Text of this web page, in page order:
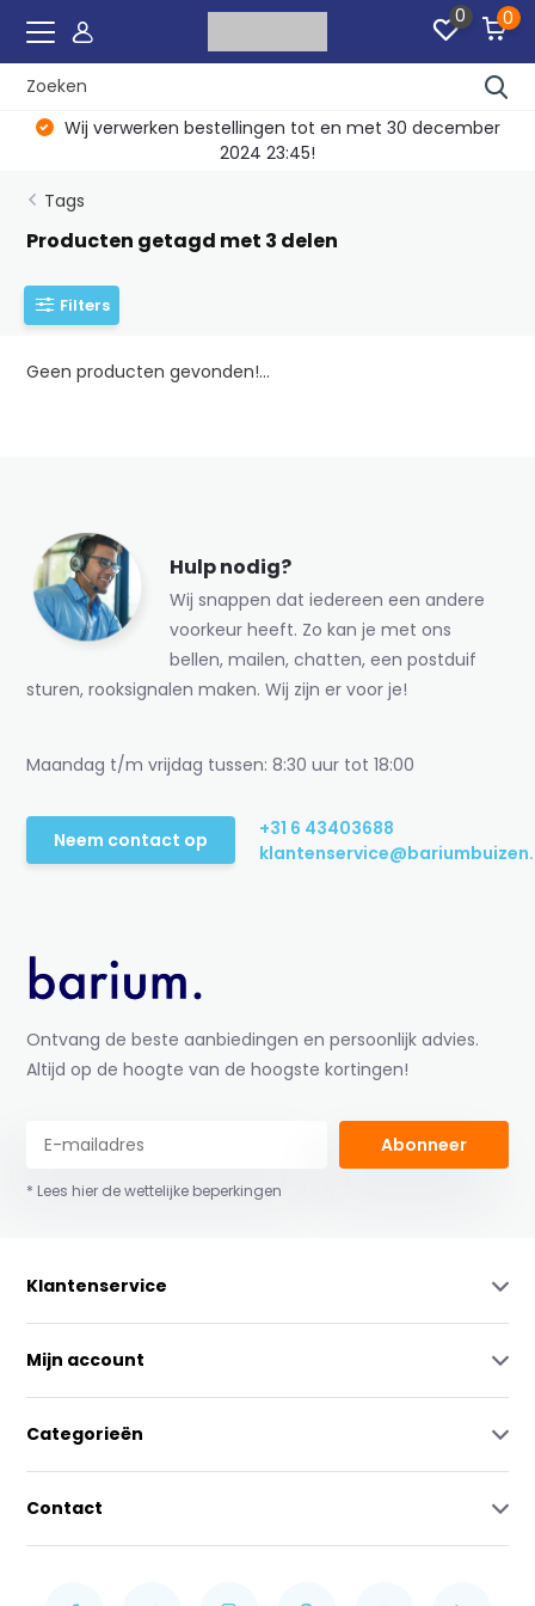
0 0
Wij verwerken bestellingen tot en met 30 december
2024 23:45!
Tags
Producten getagd met 3 delen
Filters
Geen producten gevonden!...
Hulp nodig?
Wij snappen dat iedereen een andere
voorkeur heeft. Zo kan je met ons
bellen, mailen, chatten, een postduif
sturen, rooksignalen maken. Wij zijn er voor je!
Maandag t/m vrijdag tussen: 8:30 uur tot 18:00
Neem contact op
+31 6 43403688
Ontvang de beste aanbiedingen en persoonlijk advies.
Altijd op de hoogte van de hoogste kortingen!
Abonneer
* Lees hier de wettelijke beperkingen
Klantenservice
Mijn account
Categorieën
Contact